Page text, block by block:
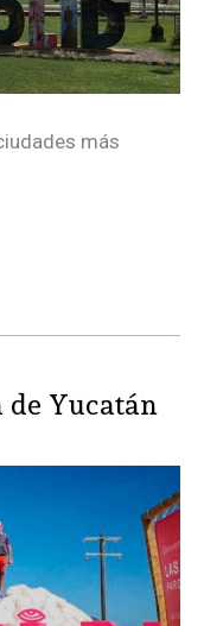
más
de Yucatán